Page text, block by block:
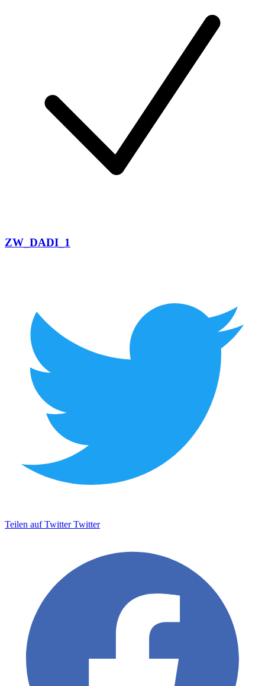
ZW_DADI_1
Teilen auf Twitter Twitter